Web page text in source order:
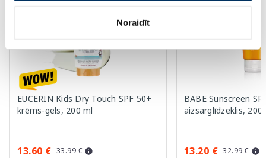
Noraidīt
EUCERIN Kids Dry Touch SPF 50+
krēms-gels, 200 ml
13.60 € 33.99 €
BABE Sunscreen
aizsarglīdzeklis, 200
13.20 € 32.99 €